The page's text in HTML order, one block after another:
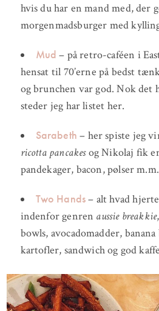
hvis du har en mand med, der
morgenmadsburger med
Mud – på retro-caféen i
hensat til 70’erne på bedst
og brunchen var god. Nok det
steder jeg har listet her.
Sarabeth – her spiste jeg
ricotta pancakesog Nikolaj fik
pandekager, bacon, pølser m.m.
Two Hands– alt hvad
indenfor genren aussie breakkie
bowls, avocadomadder,
kartofler, sandwich og god